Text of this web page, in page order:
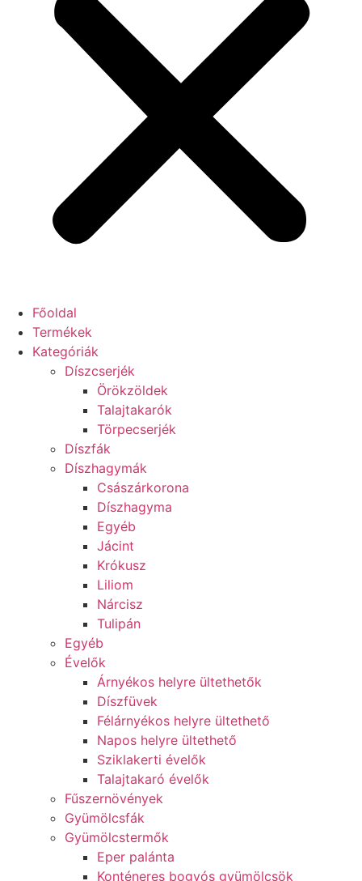
Főoldal
Termékek
Kategóriák
Díszcserjék
Örökzöldek
Talajtakarók
Törpecserjék
Díszfák
Díszhagymák
Császárkorona
Díszhagyma
Egyéb
Jácint
Krókusz
Liliom
Nárcisz
Tulipán
Egyéb
Évelők
Árnyékos helyre ültethetők
Díszfüvek
Félárnyékos helyre ültethető
Napos helyre ültethető
Sziklakerti évelők
Talajtakaró évelők
Fűszernövények
Gyümölcsfák
Gyümölcstermők
Eper palánta
Konténeres bogyós gyümölcsök